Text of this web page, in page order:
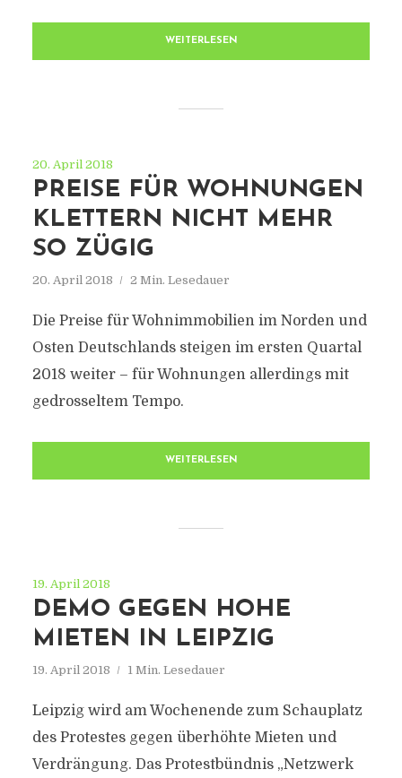
WEITERLESEN
20. April 2018
PREISE FÜR WOHNUNGEN
KLETTERN NICHT MEHR
SO ZÜGIG
20. April 2018 2 Min. Lesedauer
Die Preise für Wohnimmobilien im Norden und
Osten Deutschlands steigen im ersten Quartal
2018 weiter – für Wohnungen allerdings mit
gedrosseltem Tempo.
WEITERLESEN
19. April 2018
DEMO GEGEN HOHE
MIETEN IN LEIPZIG
19. April 2018 1 Min. Lesedauer
Leipzig wird am Wochenende zum Schauplatz
des Protestes gegen überhöhte Mieten und
Verdrängung. Das Protestbündnis „Netzwerk